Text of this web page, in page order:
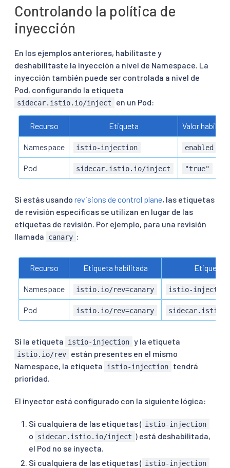
Controlando la política de
inyección
En los ejemplos anteriores, habilitaste y
deshabilitaste la inyección a nivel de Namespace. La
inyección también puede ser controlada a nivel de
Pod, configurando la etiqueta
sidecar.istio.io/inject en un Pod:
Recurso Etiqueta Valor
Namespace istio-injection enabled
Pod sidecar.istio.io/inject "true"
Si estás usando revisions de control plane, las etiquetas
de revisión específicas se utilizan en lugar de las
etiquetas de revisión. Por ejemplo, para una revisión
llamada
canary :
Recurso Etiqueta habilitada Etiqueta
Namespace istio.io/rev=canary istio-
Pod istio.io/rev=canary
Si la etiqueta istio-injection y la etiqueta
istio.io/rev
están presentes en el mismo
Namespace, la etiqueta
istio-injection
tendrá
prioridad.
El inyector está configurado con la siguiente lógica:
Si cualquiera de las etiquetas ( istio-injection
o sidecar.istio.io/inject ) está deshabilitada,
el Pod no se inyecta.
Si cualquiera de las etiquetas ( istio-injection